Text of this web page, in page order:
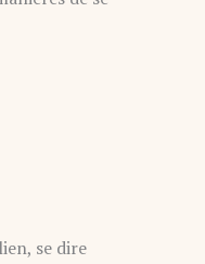
se dire